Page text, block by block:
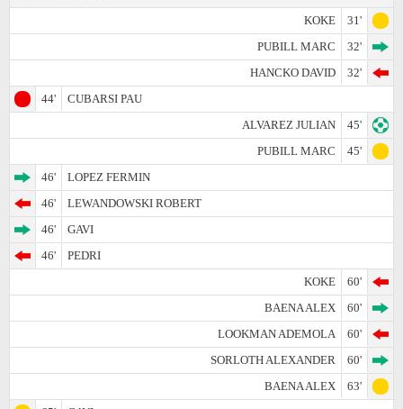
KOKE
31'
PUBILL MARC
32'
HANCKO DAVID
32'
44'
CUBARSI PAU
ALVAREZ JULIAN
45'
PUBILL MARC
45'
46'
LOPEZ FERMIN
46'
LEWANDOWSKI ROBERT
46'
GAVI
46'
PEDRI
KOKE
60'
BAENA ALEX
60'
LOOKMAN ADEMOLA
60'
SORLOTH ALEXANDER
60'
BAENA ALEX
63'